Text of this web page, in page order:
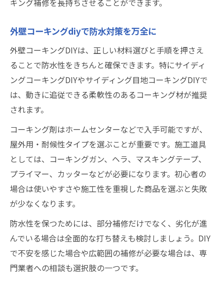
キング補修を長持ちさせることができます。
外壁コーキングdiyで防水対策を万全に
外壁コーキングDIYは、正しい材料選びと手順を押さえ
ることで防水性をきちんと確保できます。特にサイディ
ングコーキングDIYやサイディング目地コーキングDIYで
は、動きに追従できる柔軟性のあるコーキング材が推奨
されます。
コーキング剤はホームセンターなどで入手可能ですが、
屋外用・耐候性タイプを選ぶことが重要です。施工道具
としては、コーキングガン、ヘラ、マスキングテープ、
プライマー、カッターなどが必要になります。初心者の
場合は使いやすさや施工性を重視した商品を選ぶと失敗
が少なくなります。
防水性を保つためには、部分補修だけでなく、劣化が進
んでいる場合は全面的な打ち替えも検討しましょう。DIY
で不安を感じた場合や広範囲の補修が必要な場合は、専
門業者への相談も選択肢の一つです。